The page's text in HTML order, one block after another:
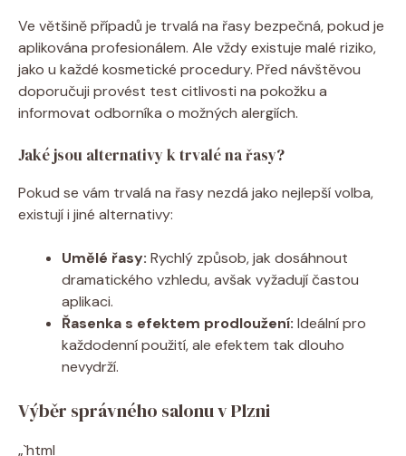
Ve většině případů je trvalá na řasy bezpečná, pokud je
aplikována profesionálem. Ale vždy existuje malé riziko,
jako u každé kosmetické procedury. Před návštěvou
doporučuji provést test citlivosti na pokožku a
informovat odborníka o možných alergiích.
Jaké jsou alternativy k trvalé na řasy?
Pokud se vám trvalá na řasy nezdá jako nejlepší volba,
existují i jiné alternativy:
Umělé řasy: Rychlý způsob, jak dosáhnout
dramatického vzhledu, avšak vyžadují častou
aplikaci.
Řasenka s efektem prodloužení: Ideální pro
každodenní použití, ale efektem tak dlouho
nevydrží.
Výběr správného salonu v Plzni
„`html